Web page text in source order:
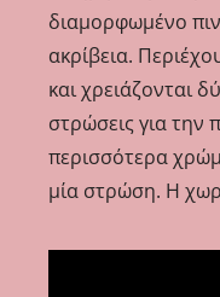
διαμορφωμένο
ακρίβεια.
και χρειάζονται
στρώσεις για
περισσότερα
μία στρώση. Η